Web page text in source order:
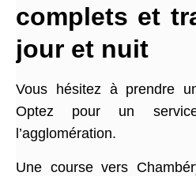
complets et
jour et nuit
Vous hésitez à prendre
Optez pour un
l’agglomération.
Une course vers